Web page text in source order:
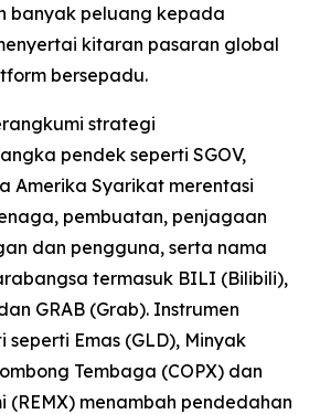
banyak peluang kepada
kitaran pasaran global
bersepadu.
strategi
pendek seperti SGOV,
Amerika Syarikat merentasi
pembuatan, penjagaan
dan pengguna, serta nama
termasuk BILI (Bilibili),
GRAB (Grab). Instrumen
Emas (GLD), Minyak
Tembaga (COPX) dan
(REMX) menambah pendedahan